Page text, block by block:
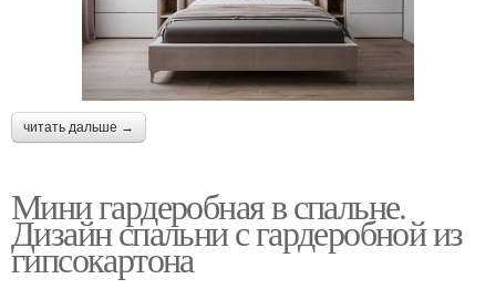
читать дальше →
Мини гардеробная в спальне.
Дизайн спальни с гардеробной из
гипсокартона